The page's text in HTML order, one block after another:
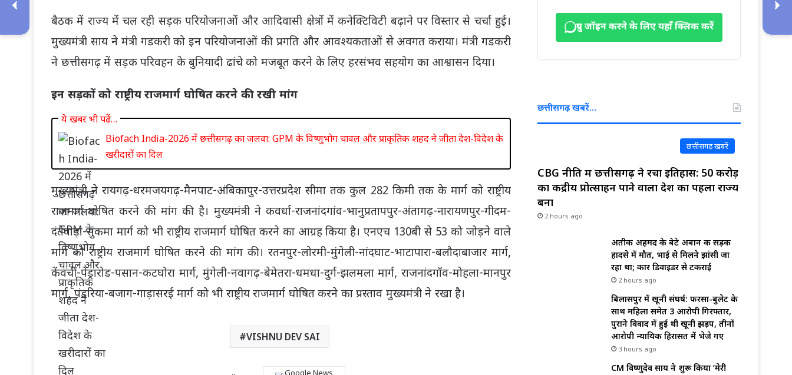
बैठक में राज्य में चल रही सड़क परियोजनाओं और आदिवासी क्षेत्रों में कनेक्टिविटी बढ़ाने पर विस्तार से चर्चा हुई।
मुख्यमंत्री साय ने मंत्री गडकरी को इन परियोजनाओं की प्रगति और आवश्यकताओं से अवगत कराया। मंत्री गडकरी
ने छत्तीसगढ़ में सड़क परिवहन के बुनियादी ढांचे को मजबूत करने के लिए हरसंभव सहयोग का आश्वासन दिया।
इन सड़कों को राष्ट्रीय राजमार्ग घोषित करने की रखी मांग
ये खबर भी पढ़ें…
Biofach India-2026 में छत्तीसगढ़ का जलवा: GPM के विष्णुभोग चावल और प्राकृतिक शहद ने जीता देश-विदेश के
खरीदारों का दिल
मुख्यमंत्री ने रायगढ़-धरमजयगढ़-मैनपाट-अंबिकापुर-उत्तरप्रदेश सीमा तक कुल 282 किमी तक के मार्ग को राष्ट्रीय
राजमार्ग घोषित करने की मांग की है। मुख्यमंत्री ने कवर्धा-राजनांदगांव-भानुप्रतापपुर-अंतागढ़-नारायणपुर-गीदम-
दंतेवाड़ा-सुकमा मार्ग को भी राष्ट्रीय राजमार्ग घोषित करने का आग्रह किया है। एनएच 130बी से 53 को जोड़ने वाले
मार्ग को राष्ट्रीय राजमार्ग घोषित करने की मांग की। रतनपुर-लोरमी-मुंगेली-नांदघाट-भाटापारा-बलौदाबाजार मार्ग,
केंवची-पेंड्रारोड-पसान-कटघोरा मार्ग, मुंगेली-नवागढ़-बेमेतरा-धमधा-दुर्ग-झलमला मार्ग, राजनांदगाँव-मोहला-मानपुर
मार्ग, पंडरिया-बजाग-गाड़ासरई मार्ग को भी राष्ट्रीय राजमार्ग घोषित करने का प्रस्ताव मुख्यमंत्री ने रखा है।
VISHNU DEV SAI
ग्रुप जॉइन करने के लिए यहाँ क्लिक करें
छत्तीसगढ़ खबरें…
छत्तीसगढ़ खबरें
CBG नीति में छत्तीसगढ़ ने रचा इतिहास: ₹50 करोड़
का केंद्रीय प्रोत्साहन पाने वाला देश का पहला राज्य
बना
2 hours ago
अतीक अहमद के बेटे अबान की सड़क
हादसे में मौत, भाई से मिलने झांसी जा
रहा था; कार डिवाइडर से टकराई
2 hours ago
बिलासपुर में खूनी संघर्ष: फरसा-बुलेट के
साथ महिला समेत 3 आरोपी गिरफ्तार,
पुराने विवाद में हुई थी खूनी झड़प, तीनों
आरोपी न्यायिक हिरासत में भेजे गए
3 hours ago
CM विष्णुदेव साय ने शुरू किया ‘मेरी